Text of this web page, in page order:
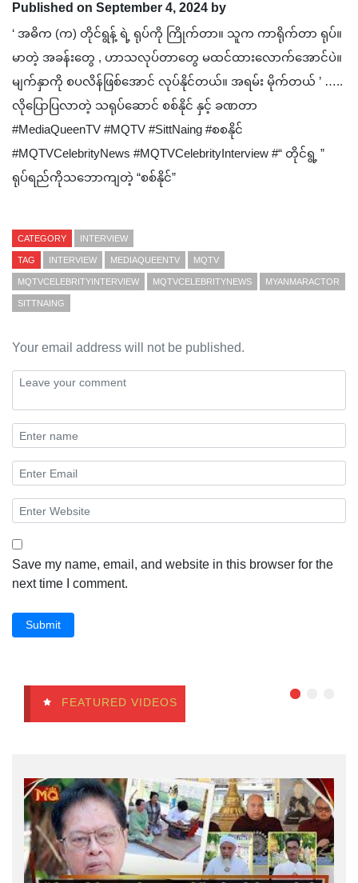
Published on September 4, 2024 by
‘ အဓိက (က) တိုင်ရွန့် ရဲ့ ရုပ်ကို ကြိုက်တာ။ သူက ကာရိုက်တာ ရုပ်။
မာတဲ့ အခန်းတွေ , ဟာသလုပ်တာတွေ မထင်ထားလောက်အောင်ပဲ။
မျက်နှာကို စပလိန်ဖြစ်အောင် လုပ်နိုင်တယ်။ အရမ်း မိုက်တယ် ’ …..
လိုပြောပြလာတဲ့ သရုပ်ဆောင် စစ်နိုင် နှင့် ခဏတာ
#MediaQueenTV #MQTV #SittNaing #စစနိုင်
#MQTVCelebrityNews #MQTVCelebrityInterview #“ တိုင်ရွ့ ”
ရုပ်ရည်ကိုသဘောကျတဲ့ “စစ်နိုင်”
CATEGORY INTERVIEW
TAG INTERVIEW MEDIAQUEENTV MQTV
MQTVCELEBRITYINTERVIEW MQTVCELEBRITYNEWS MYANMARACTOR
SITTNAING
Your email address will not be published.
Save my name, email, and website in this browser for the
next time I comment.
Submit
FEATURED VIDEOS